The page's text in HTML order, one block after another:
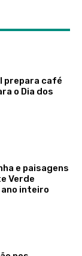
prepara café
o Dia dos
e paisagens
Verde
inteiro